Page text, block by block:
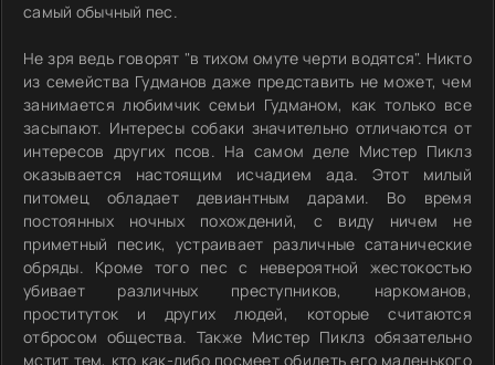
самый обычный пес.
Не зря ведь говорят "в тихом омуте черти водятся". Никто
из семейства Гудманов даже представить не может, чем
занимается любимчик семьи Гудманом, как только все
засыпают. Интересы собаки значительно отличаются от
интересов других псов. На самом деле Мистер Пиклз
оказывается настоящим исчадием ада. Этот милый
питомец обладает девиантным дарами. Во время
постоянных ночных похождений, с виду ничем не
приметный песик, устраивает различные сатанические
обряды. Кроме того пес с невероятной жестокостью
убивает различных преступников, наркоманов,
проституток и других людей, которые считаются
отбросом общества. Также Мистер Пиклз обязательно
мстит тем, кто как-либо посмеет обидеть его маленького